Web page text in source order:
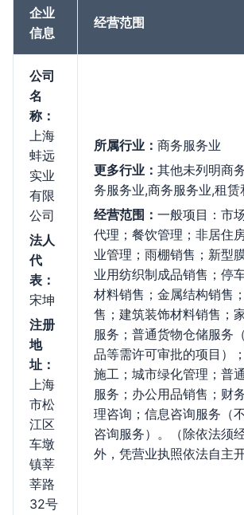
企业
信息
经营范围
公司
名
称：
上海
蚌远
实业
有限
公司
法人
代
表：
宋坤
注册
地
址：
上海
市松
江区
车墩
镇莘
莘路
32号
所属行业： 商务服务业
更多行业： 其他未列明商
务服务业,商务服务业,租
经营范围： 一般项目：市
代理；餐饮管理；非居住
业管理；雨棚销售；新型
业用纺织制成品销售；停
材料销售；金属结构销售
售；建筑装饰材料销售；
服务；普通货物仓储服务
品等需许可审批的项目）
施工；城市绿化管理；普
服务；办公用品销售；财
理咨询；信息咨询服务（
咨询服务）。（除依法须
外，凭营业执照依法自主